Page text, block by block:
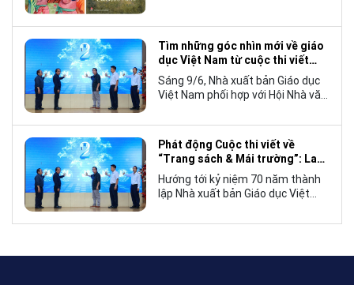
tế, mà còn góp phần đưa những
câu chuyện mang đậm bản sắc
văn hóa Việt Nam bước ra thế giới.
Tìm những góc nhìn mới về giáo
dục Việt Nam từ cuộc thi viết
“Trang sách và Mái trường”
Sáng 9/6, Nhà xuất bản Giáo dục
Việt Nam phối hợp với Hội Nhà văn
cuộc thi viết về “Trang sách và
Mái trường”, hướng tới kỷ niệm 70
năm thành lập Nhà xuất bản Giáo
dục Việt Nam vào năm 2027.
Phát động Cuộc thi viết về
“Trang sách & Mái trường”: Lan
tỏa tình yêu học tập, tôn vinh
những giá trị bền vững của giáo
dục
Hướng tới kỷ niệm 70 năm thành
lập Nhà xuất bản Giáo dục Việt
NXBGDVN phối hợp với Hội Nhà